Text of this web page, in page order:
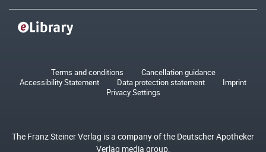
Terms and conditions
Cancellation guidance
Accessibility Statement
Data protection statement
Imprint
Privacy Settings
The Franz Steiner Verlag is a company of the Deutscher Apotheker
Verlag media group.